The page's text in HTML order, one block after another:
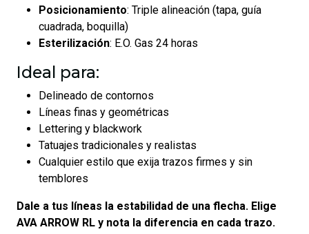
Posicionamiento: Triple alineación (tapa, guía
cuadrada, boquilla)
Esterilización: E.O. Gas 24 horas
Ideal para:
Delineado de contornos
Líneas finas y geométricas
Lettering y blackwork
Tatuajes tradicionales y realistas
Cualquier estilo que exija trazos firmes y sin
temblores
Dale a tus líneas la estabilidad de una flecha. Elige
AVA ARROW RL y nota la diferencia en cada trazo.